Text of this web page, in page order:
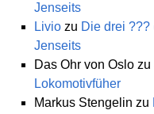
Jenseits
Livio zu Die drei
Jenseits
Das Ohr von Oslo zu
Lokomotivfüher
Markus Stengelin zu